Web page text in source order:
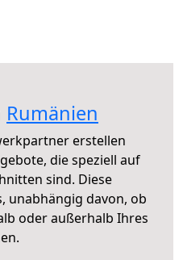
Rumänien
erstellen
die speziell auf
sind. Diese
unabhängig davon, ob
oder außerhalb Ihres